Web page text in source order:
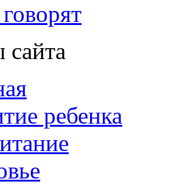
сайта
ребенка